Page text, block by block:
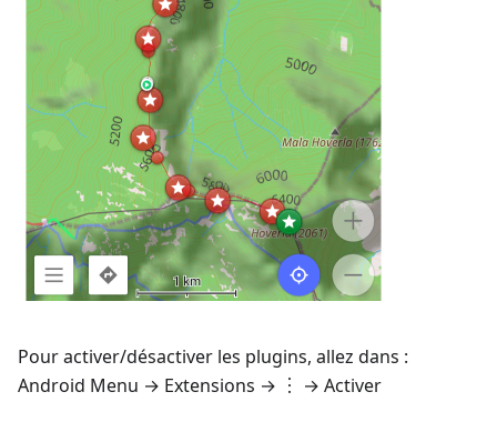
Pour activer/désactiver les plugins, allez dans :
Android Menu → Extensions → ︙ → Activer